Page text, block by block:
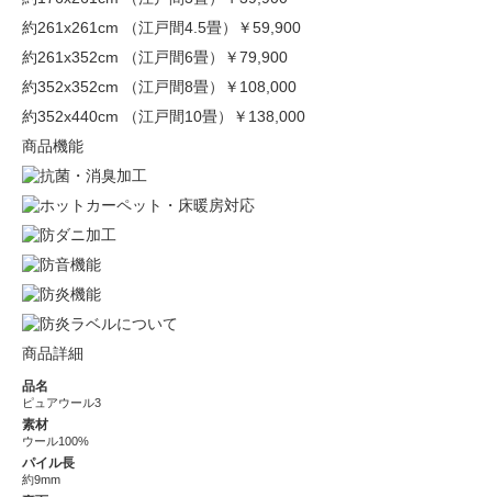
約261x261cm （江戸間4.5畳）
￥59,900
約261x352cm （江戸間6畳）
￥79,900
約352x352cm （江戸間8畳）
￥108,000
約352x440cm （江戸間10畳）
￥138,000
商品機能
商品詳細
品名
ピュアウール3
素材
ウール100%
パイル長
約9mm